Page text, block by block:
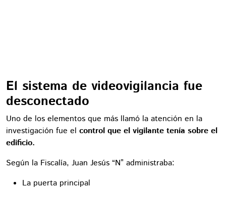
El sistema de videovigilancia fue
desconectado
Uno de los elementos que más llamó la atención en la
investigación fue el control que el vigilante tenía sobre el
edificio.
Según la Fiscalía, Juan Jesús “N” administraba:
La puerta principal